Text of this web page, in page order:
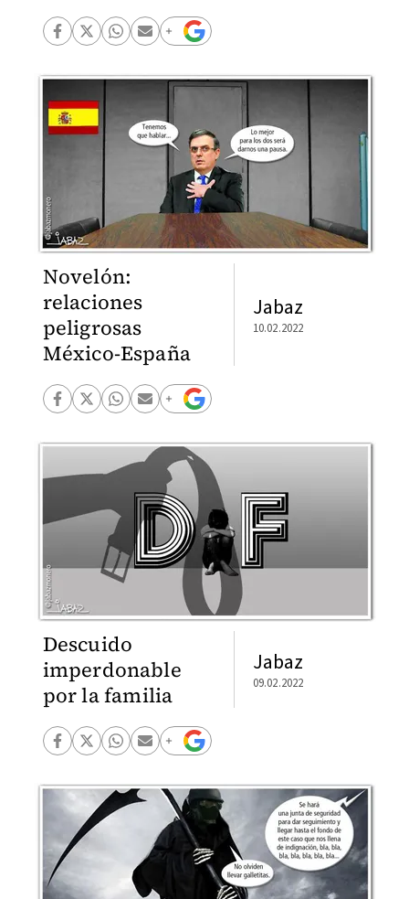
Novelón:
relaciones
peligrosas
México-España
Jabaz
10.02.2022
Descuido
imperdonable
por la familia
Jabaz
09.02.2022